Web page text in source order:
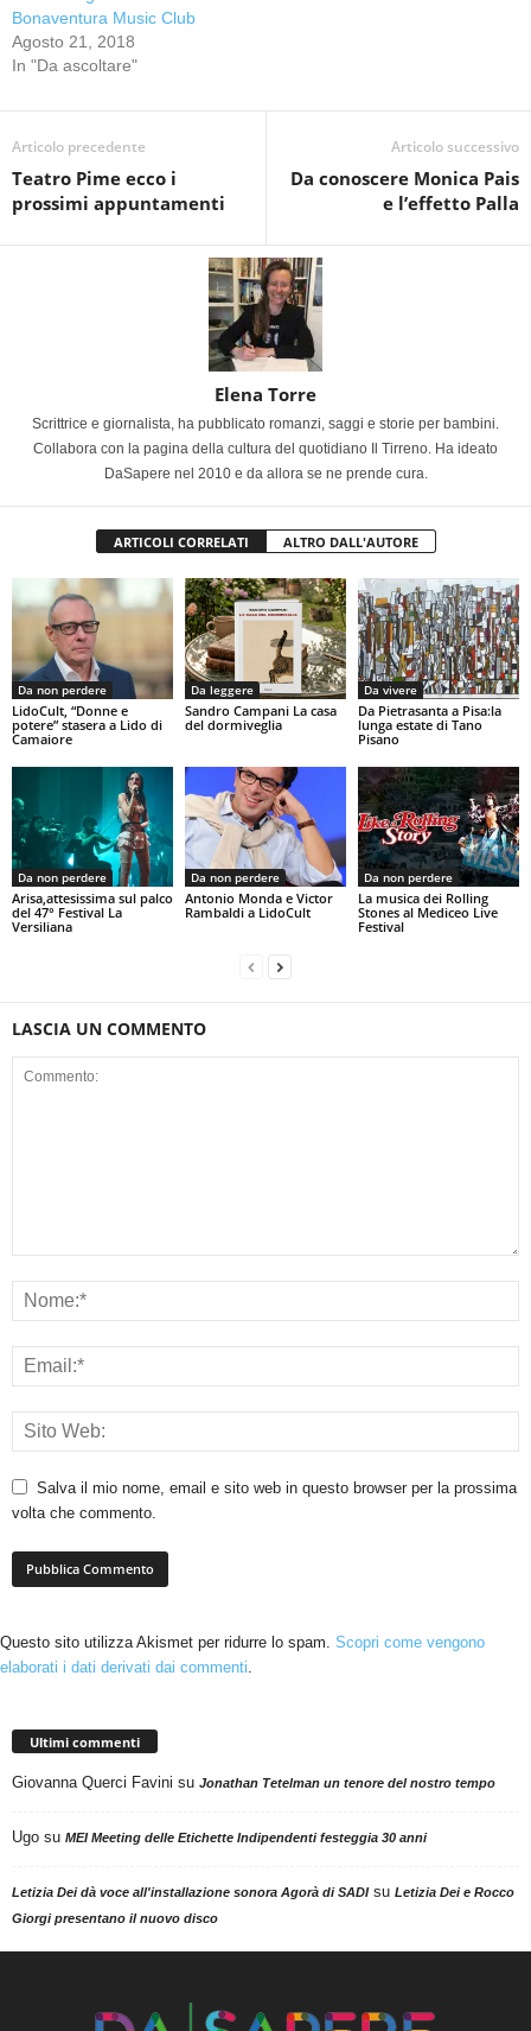
Bonaventura Music Club
Agosto 21, 2018
In "Da ascoltare"
Articolo precedente
Teatro Pime ecco i
prossimi appuntamenti
Articolo successivo
Da conoscere Monica Pais
e l’effetto Palla
Elena Torre
Scrittrice e giornalista, ha pubblicato romanzi, saggi e storie per bambini.
Collabora con la pagina della cultura del quotidiano Il Tirreno. Ha ideato
DaSapere nel 2010 e da allora se ne prende cura.
ARTICOLI CORRELATI ALTRO DALL'AUTORE
Da non perdere
LidoCult, “Donne e
potere” stasera a Lido di
Camaiore
Da leggere
Sandro Campani La casa
del dormiveglia
Da vivere
Da Pietrasanta a Pisa:la
lunga estate di Tano
Pisano
Da non perdere
Arisa,attesissima sul palco
del 47° Festival La
Versiliana
Da non perdere
Antonio Monda e Victor
Rambaldi a LidoCult
Da non perdere
La musica dei Rolling
Stones al Mediceo Live
Festival
LASCIA UN COMMENTO
Salva il mio nome, email e sito web in questo browser per la prossima
volta che commento.
Questo sito utilizza Akismet per ridurre lo spam. Scopri come vengono
elaborati i dati derivati dai commenti.
Ultimi commenti
Giovanna Querci Favini su Jonathan Tetelman un tenore del nostro tempo
Ugo su MEI Meeting delle Etichette Indipendenti festeggia 30 anni
Letizia Dei dà voce all'installazione sonora Agorà di SADIsu Letizia Dei e Rocco
Giorgi presentano il nuovo disco